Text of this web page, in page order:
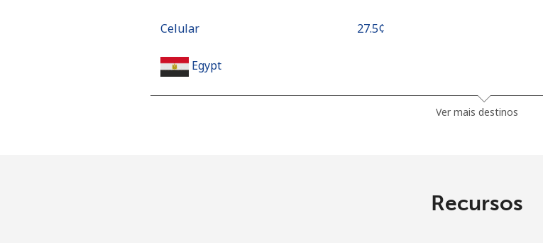
Celular ⁦27.5¢⁩
Egypt
Ver mais destinos
Recursos